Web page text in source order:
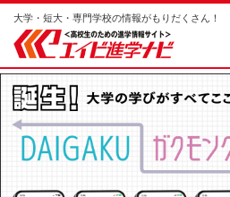
大学・短大・専門学校の情報がもりだくさん！